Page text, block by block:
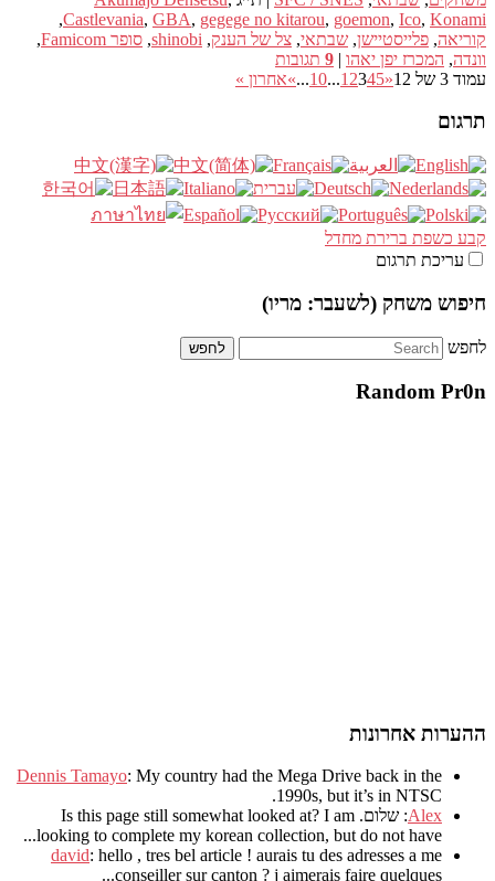
Castlevania, GBA, gegege no kitarou, goemon, Ico, Konami
,
קוריאה, פלייסטיישן, שבתאי, צל של הענק,
shinobi
, סופר Famicom
,
וונדה, המכרז יפן יאהו |
9 תגובות
עמוד 3 של 12
«
1 2345
...
10
...
»אחרון »
תרגום
קבע כשפת ברירת מחדל
עריכת תרגום
חיפוש משחק (לשעבר: מריו)
לחפש
Random Pr0n
ההערות אחרונות
Dennis Tamayo: My country had the Mega Drive back in the
1990s, but it’s in NTSC
.
Alex: שלום. Is this page still somewhat looked at? I am
looking to complete my korean collection, but do not have..
.
david: hello , tres bel article ! aurais tu des adresses a me
conseiller sur canton ? j aimerais faire quelques..
.